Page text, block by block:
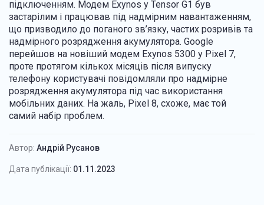
підключенням. Модем Exynos у Tensor G1 був
застарілим і працював під надмірним навантаженням,
що призводило до поганого зв’язку, частих розривів та
надмірного розрядження акумулятора. Google
перейшов на новіший модем Exynos 5300 у Pixel 7,
проте протягом кількох місяців після випуску
телефону користувачі повідомляли про надмірне
розрядження акумулятора під час використання
мобільних даних. На жаль, Pixel 8, схоже, має той
самий набір проблем.
Автор: Андрій Русанов
Дата публікації: 01.11.2023